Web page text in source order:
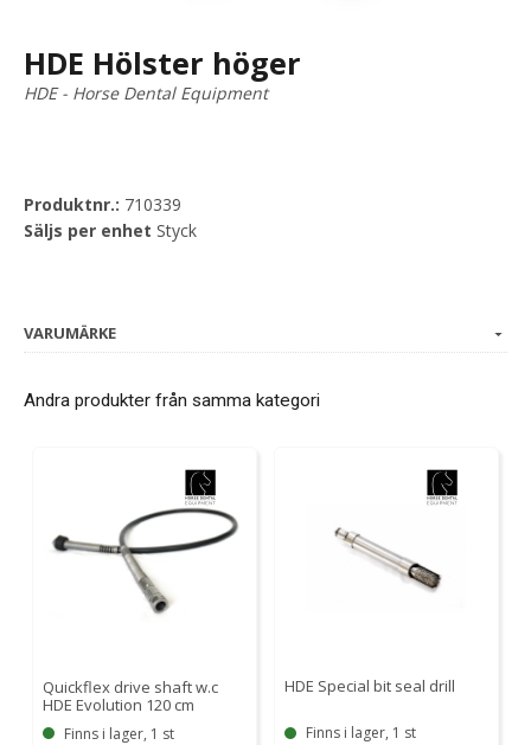
HDE Hölster höger
HDE - Horse Dental Equipment
Produktnr.: 710339
Säljs per enhet Styck
VARUMÄRKE
Andra produkter från samma kategori
Quickflex drive shaft w.c
HDE Evolution 120 cm
Finns i lager, 1 st
HDE Special bit seal drill
Finns i lager, 1 st